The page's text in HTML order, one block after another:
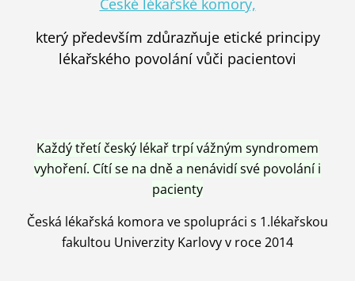
České lékařské komory,
který především zdůrazňuje etické principy
lékařského povolání vůči pacientovi
Každý třetí český lékař trpí vážným syndromem
vyhoření. Cítí se na dně a nenávidí své povolání i
pacienty
Česká lékařská komora ve spolupráci s 1.lékařskou
fakultou Univerzity Karlovy v roce 2014